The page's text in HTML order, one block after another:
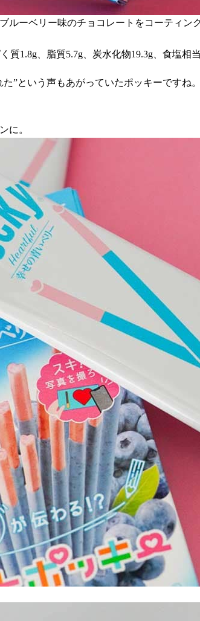
ーベリー味のチョコレートをコーティン
1.8g、脂質5.7g、炭水化物19.3g、食塩相
”という声もあがっていたポッキーです
に。